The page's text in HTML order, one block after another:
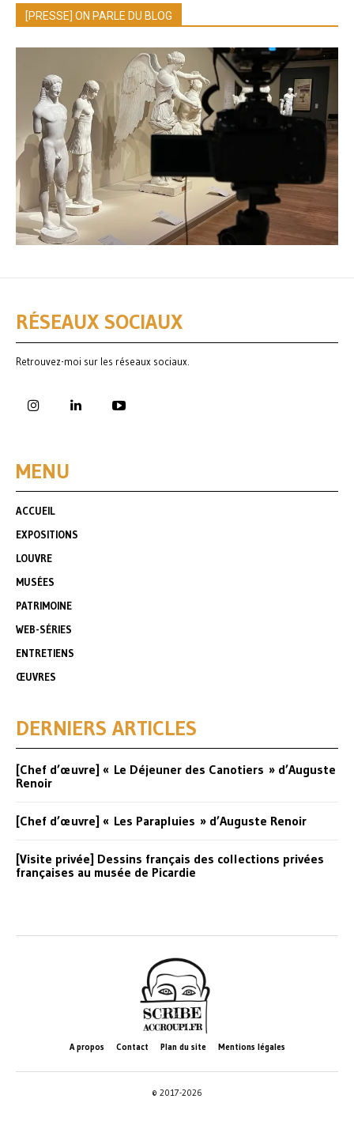
[PRESSE] ON PARLE DU BLOG
RÉSEAUX SOCIAUX
Retrouvez-moi sur les réseaux sociaux.
MENU
ACCUEIL
EXPOSITIONS
LOUVRE
MUSÉES
PATRIMOINE
WEB-SÉRIES
ENTRETIENS
ŒUVRES
DERNIERS ARTICLES
[Chef d’œuvre] « Le Déjeuner des Canotiers » d’Auguste
Renoir
[Chef d’œuvre] « Les Parapluies » d’Auguste Renoir
[Visite privée] Dessins français des collections privées
françaises au musée de Picardie
A propos Contact Plan du site Mentions légales
© 2017-2026